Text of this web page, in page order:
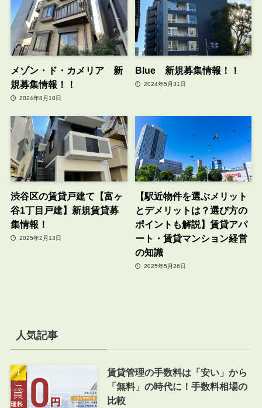
メゾン・ド・カメリア 新
規募集情報！！
2024年8月18日
Blue 新規募集情報！！
2024年5月31日
渋谷区の賃貸戸建て【富ヶ
谷1丁目戸建】新規賃貸募
集情報！
2025年2月13日
【駅近物件を選ぶメリット
とデメリットは？選び方の
ポイントも解説】賃貸アパ
ート・賃貸マンション経営
の知識
2025年5月26日
人気記事
賃貸管理の手数料は「安い」から
「無料」の時代に！手数料相場の
比較